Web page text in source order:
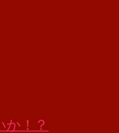
！？